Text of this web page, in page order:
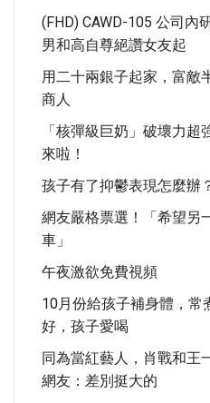
(FHD) CAWD-105 公司內
男和高自尊絕讚女友起
用二十兩銀子起家，富敵
商人
「核彈級巨奶」破壞力超
來啦！
孩子有了抑鬱表現怎麼辦
網友嚴格票選！「希望另
車」
午夜激欲免費視頻
10月份給孩子補身體，常
好，孩子愛喝
同為當紅藝人，肖戰和王
網友：差別挺大的